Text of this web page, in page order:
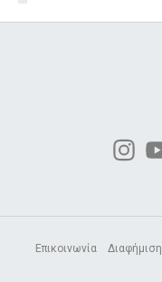
Επικοινωνία Διαφήμιση